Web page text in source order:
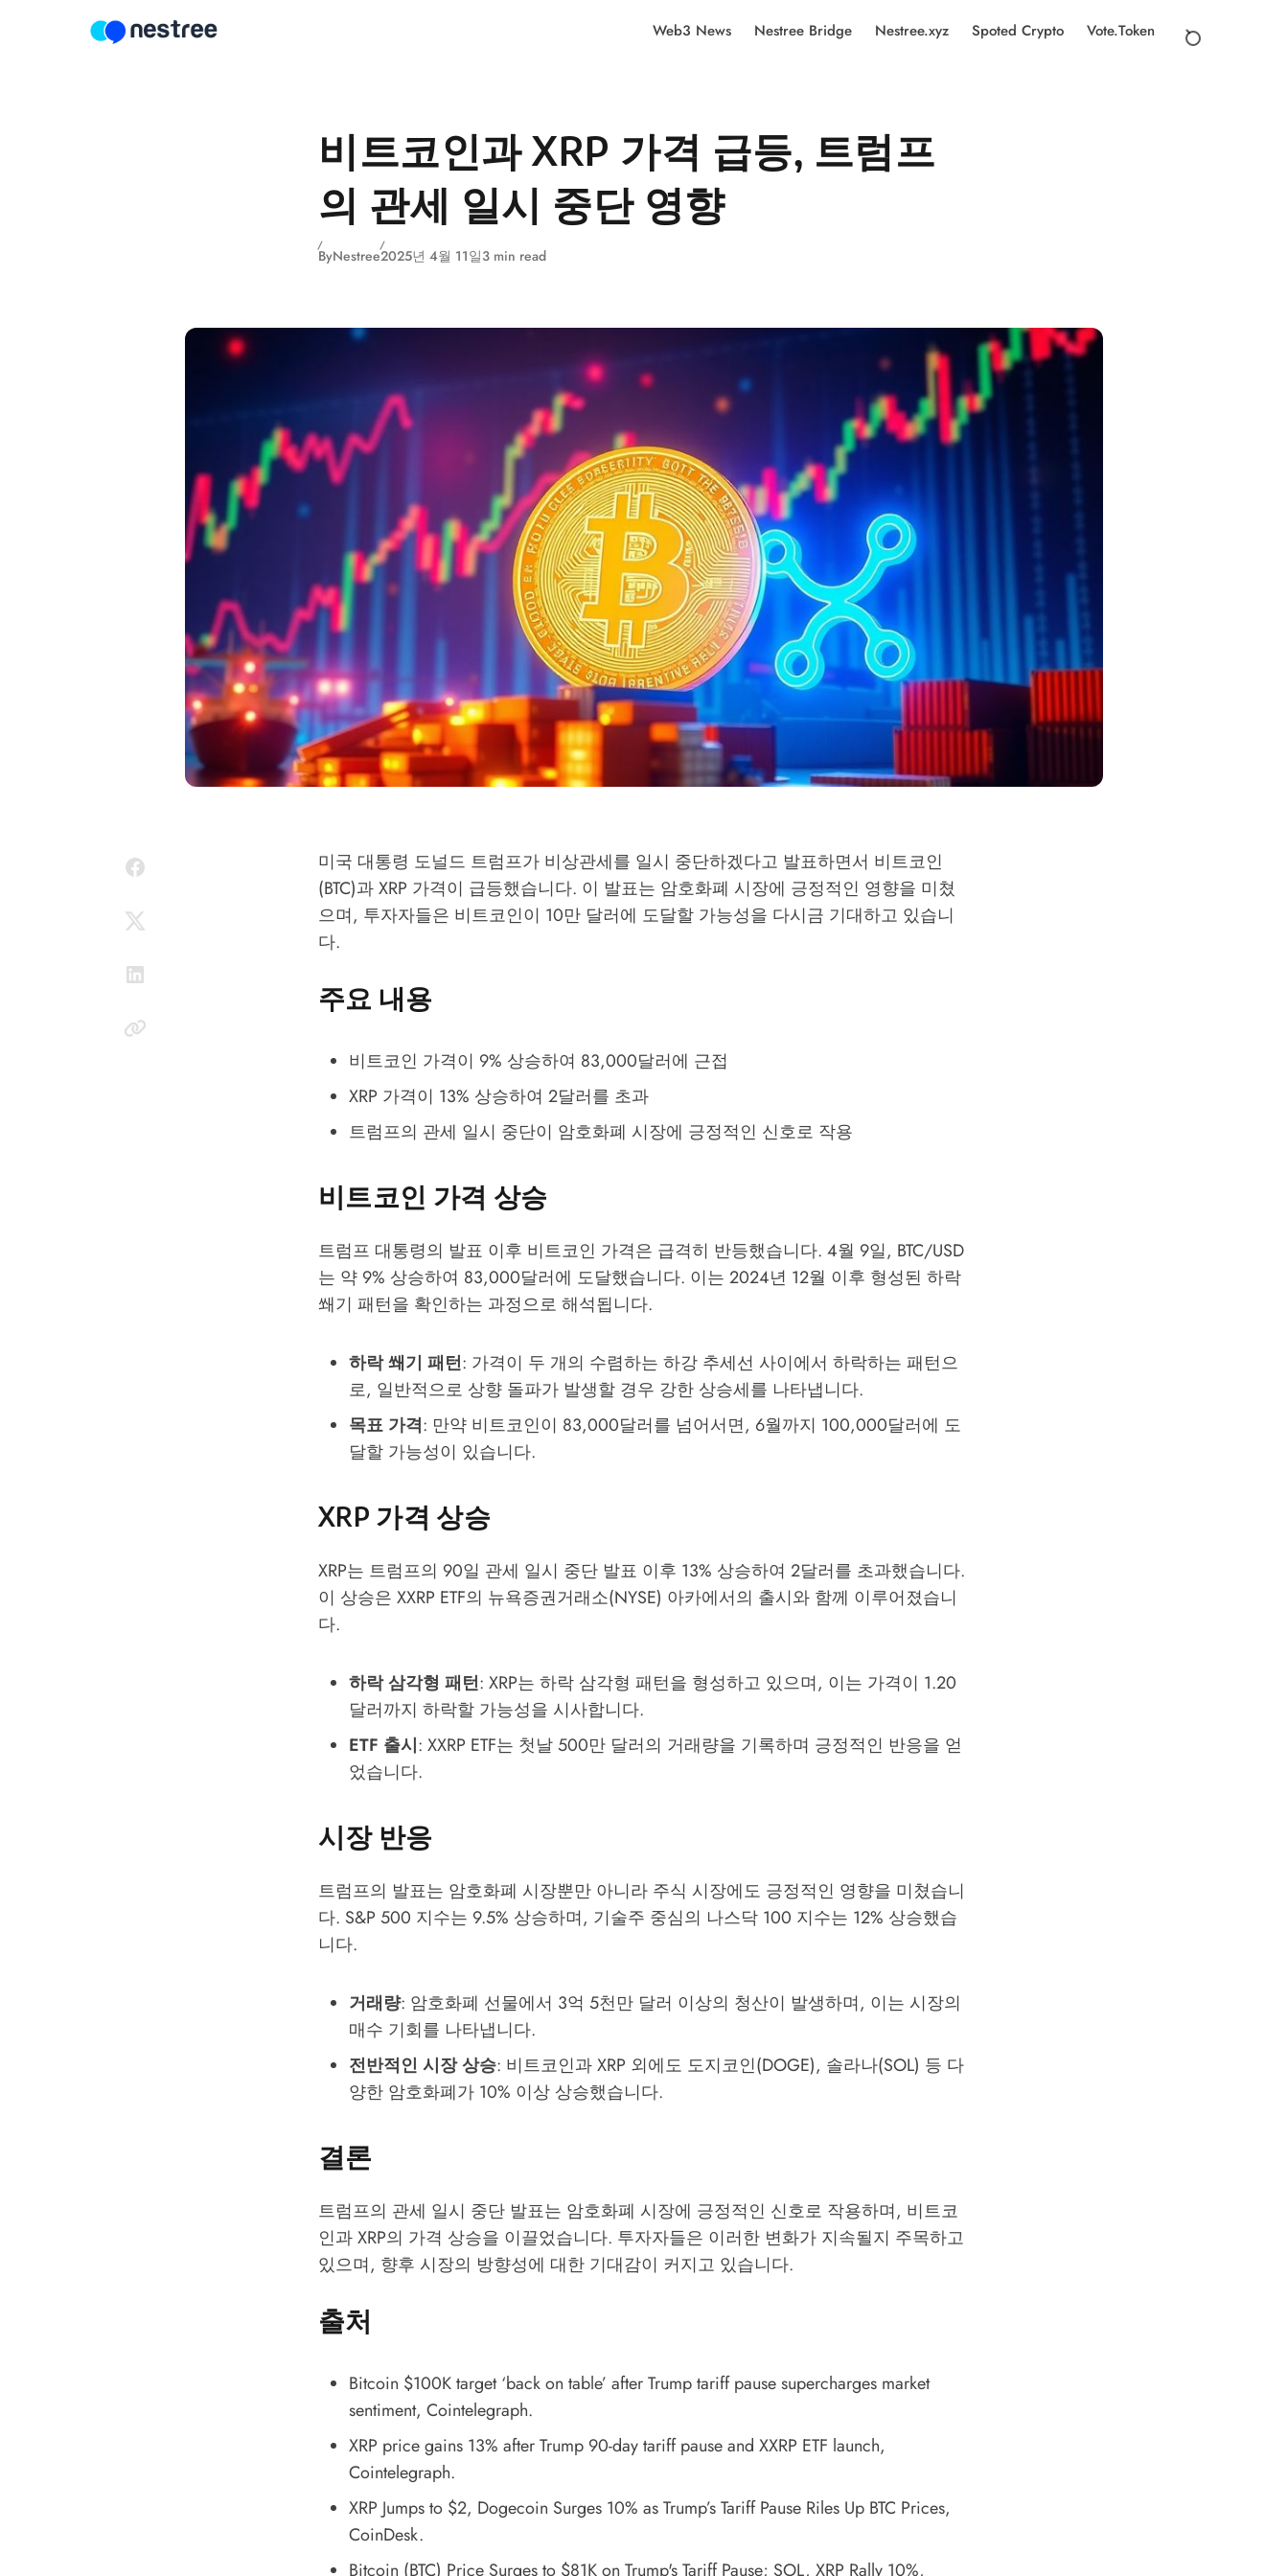
Web3 News Nestree Bridge Nestree.xyz Spoted Crypto Vote.Token
비트코인과 XRP 가격 급등, 트럼프
의 관세 일시 중단 영향
ByNestree2025년 4월 11일3 min read
미국 대통령 도널드 트럼프가 비상관세를 일시 중단하겠다고 발표하면서 비트코인
(BTC)과 XRP 가격이 급등했습니다. 이 발표는 암호화폐 시장에 긍정적인 영향을 미쳤
으며, 투자자들은 비트코인이 10만 달러에 도달할 가능성을 다시금 기대하고 있습니
다.
주요 내용
비트코인 가격이 9% 상승하여 83,000달러에 근접
XRP 가격이 13% 상승하여 2달러를 초과
트럼프의 관세 일시 중단이 암호화폐 시장에 긍정적인 신호로 작용
비트코인 가격 상승
트럼프 대통령의 발표 이후 비트코인 가격은 급격히 반등했습니다. 4월 9일, BTC/USD
는 약 9% 상승하여 83,000달러에 도달했습니다. 이는 2024년 12월 이후 형성된 하락
쐐기 패턴을 확인하는 과정으로 해석됩니다.
하락 쐐기 패턴: 가격이 두 개의 수렴하는 하강 추세선 사이에서 하락하는 패턴으
로, 일반적으로 상향 돌파가 발생할 경우 강한 상승세를 나타냅니다.
목표 가격: 만약 비트코인이 83,000달러를 넘어서면, 6월까지 100,000달러에 도
달할 가능성이 있습니다.
XRP 가격 상승
XRP는 트럼프의 90일 관세 일시 중단 발표 이후 13% 상승하여 2달러를 초과했습니다.
이 상승은 XXRP ETF의 뉴욕증권거래소(NYSE) 아카에서의 출시와 함께 이루어졌습니
다.
하락 삼각형 패턴: XRP는 하락 삼각형 패턴을 형성하고 있으며, 이는 가격이 1.20
달러까지 하락할 가능성을 시사합니다.
ETF 출시: XXRP ETF는 첫날 500만 달러의 거래량을 기록하며 긍정적인 반응을 얻
었습니다.
시장 반응
트럼프의 발표는 암호화폐 시장뿐만 아니라 주식 시장에도 긍정적인 영향을 미쳤습니
다. S&P 500 지수는 9.5% 상승하며, 기술주 중심의 나스닥 100 지수는 12% 상승했습
니다.
거래량: 암호화폐 선물에서 3억 5천만 달러 이상의 청산이 발생하며, 이는 시장의
매수 기회를 나타냅니다.
전반적인 시장 상승: 비트코인과 XRP 외에도 도지코인(DOGE), 솔라나(SOL) 등 다
양한 암호화폐가 10% 이상 상승했습니다.
결론
트럼프의 관세 일시 중단 발표는 암호화폐 시장에 긍정적인 신호로 작용하며, 비트코
인과 XRP의 가격 상승을 이끌었습니다. 투자자들은 이러한 변화가 지속될지 주목하고
있으며, 향후 시장의 방향성에 대한 기대감이 커지고 있습니다.
출처
Bitcoin $100K target ‘back on table’ after Trump tariff pause supercharges market
sentiment, Cointelegraph.
XRP price gains 13% after Trump 90-day tariff pause and XXRP ETF launch,
Cointelegraph.
XRP Jumps to $2, Dogecoin Surges 10% as Trump’s Tariff Pause Riles Up BTC Prices,
CoinDesk.
Bitcoin (BTC) Price Surges to $81K on Trump's Tariff Pause; SOL, XRP Rally 10%,